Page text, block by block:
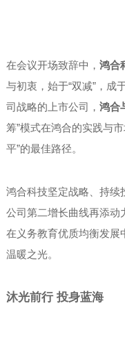
在会议开场致辞中， 鸿合
与初衷，始于“双减”，成
司战略的上市公司， 鸿合
筹”模式在鸿合的实践与
平”的最佳路径。
鸿合科技坚定战略、持续
公司第二增长曲线再添动
在义务教育优质均衡发展
温暖之光。
沐光前行 投身蓝海